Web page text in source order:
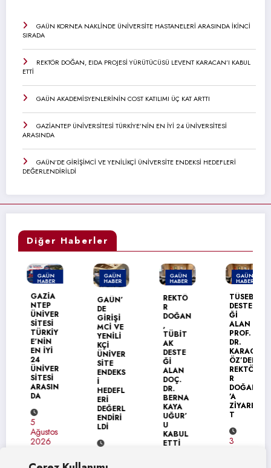
GAÜN KORNEA NAKLİNDE ÜNİVERSİTE HASTANELERİ ARASINDA İKİNCİ
SIRADA
REKTÖR DOĞAN, EIDA PROJESİ YÜRÜTÜCÜSÜ LEVENT KARACAN’I KABUL
ETTİ
GAÜN AKADEMİSYENLERİNİN COST KATILIMI ÜÇ KAT ARTTI
GAZİANTEP ÜNİVERSİTESİ TÜRKİYE’NİN EN İYİ 24 ÜNİVERSİTESİ
ARASINDA
GAÜN’DE GİRİŞİMCİ VE YENİLİKÇİ ÜNİVERSİTE ENDEKSİ HEDEFLERİ
DEĞERLENDİRİLDİ
Diğer Haberler
GAÜN
HABER
MANŞET
GAZİA
NTEP
ÜNİVER
SİTESİ
TÜRKİY
E’NİN
EN İYİ
24
ÜNİVER
SİTESİ
ARASIN
DA
Ağustos
2026
GAÜN
HABER
GAÜN’
DE
GİRİŞİ
MCİ VE
YENİLİ
KÇİ
ÜNİVER
SİTE
ENDEKS
HEDEFL
ERİ
DEĞERL
ENDİRİ
LDİ
Ağustos
GAÜN
HABER
REKTÖ
DOĞAN
TÜBİT
AK
DESTE
Ğİ
ALAN
DOÇ.
DR.
BERNA
KAYA
UĞUR’
KABUL
ETTİ
GAÜN
HABER
TÜSEB
DESTE
Ğİ
ALAN
PROF.
DR.
KARAG
ÖZ’DEN
REKTÖ
DOĞAN
ZİYARE
Ağustos